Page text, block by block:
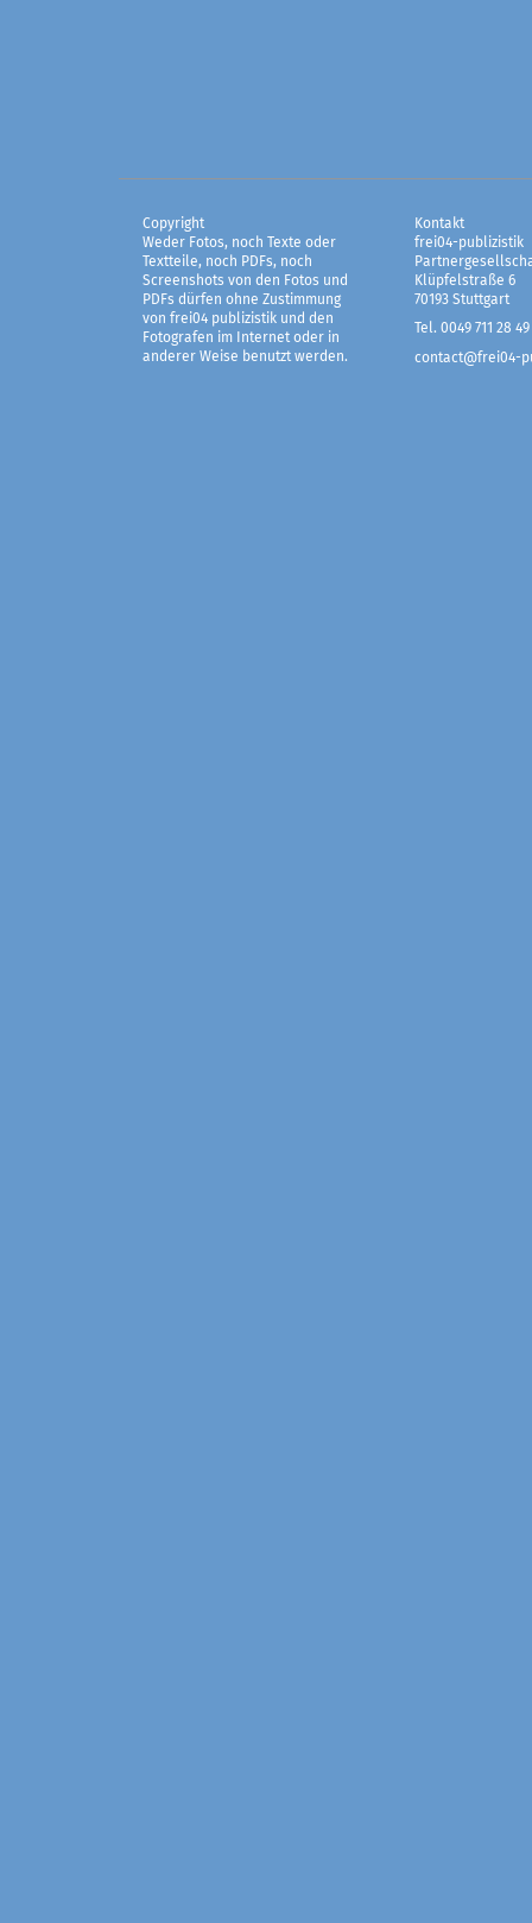
Copyright
Weder Fotos, noch Texte oder
Textteile, noch PDFs, noch
Screenshots von den Fotos und
PDFs dürfen ohne Zustimmung
von frei04 publizistik und den
Fotografen im Internet oder in
anderer Weise benutzt werden.
Kontakt
frei04-publizistik
Klüpfelstraße 6
70193 Stuttgart
Tel. 0049 711 28 49
contact@frei04-